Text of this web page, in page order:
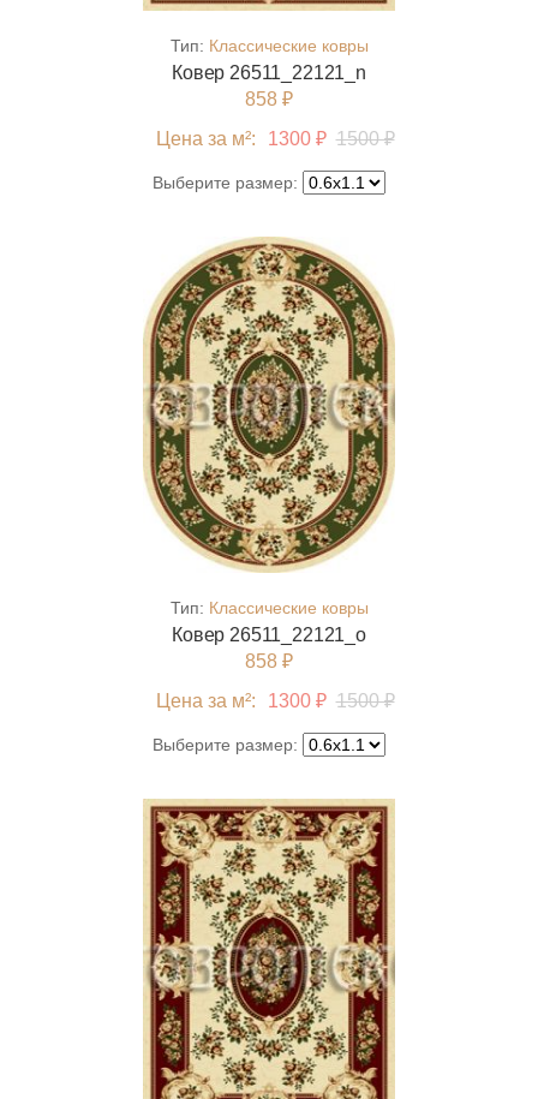
Тип: Классические ковры
Ковер 26511_22121_n
858 ₽
Цена за м²:
1300 ₽ 1500 ₽
Выберите размер:
Тип: Классические ковры
Ковер 26511_22121_o
858 ₽
Цена за м²:
1300 ₽ 1500 ₽
Выберите размер: